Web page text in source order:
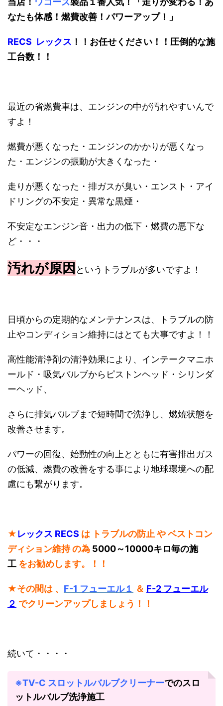
なたも体感！燃費改善！パワーアップ！」
RECS レックス ！！お任せください！！圧倒的な施
工台数！！
最近の省燃費車は、エンジンの中が汚れやすいんで
すよ！
燃費が悪くなった・エンジンのかかりが悪くなっ
た・エンジンの振動が大きくなった・
走りが悪くなった・排ガスが臭い・エンスト・アイ
ドリングの不安定・異常な黒煙・
不安定なエンジン音・出力の低下・燃費の悪下な
ど・・・
汚れが原因 というトラブルが多いですよ！
日頃からの定期的なメンテナンスは、トラブルの防
止やコンディション維持にはとても大事ですよ！！
高性能清浄剤の清浄効果により、インテークマニホ
ールド・吸気バルブからピストンヘッド・シリンダ
ーヘッド、
さらに排気バルブまで短時間で洗浄し、燃焼状態を
改善させます。
パワーの回復、始動性の向上とともに有害排出ガス
の低減、燃費の改善をする事により地球環境への配
慮にも繋がります。
★レックス RECS は トラブルの防止 や ベストコン
ディション維持 の為 5000～10000キロ毎の施
工 をお勧めします。！！
★その間は 、 F-1 フューエル１ ＆ F-2 フューエル
２ でクリーンアップしましょう！！
続いて・・・・
※TV-C スロットルバルブクリーナーでのスロ
ットルバルブ洗浄施工